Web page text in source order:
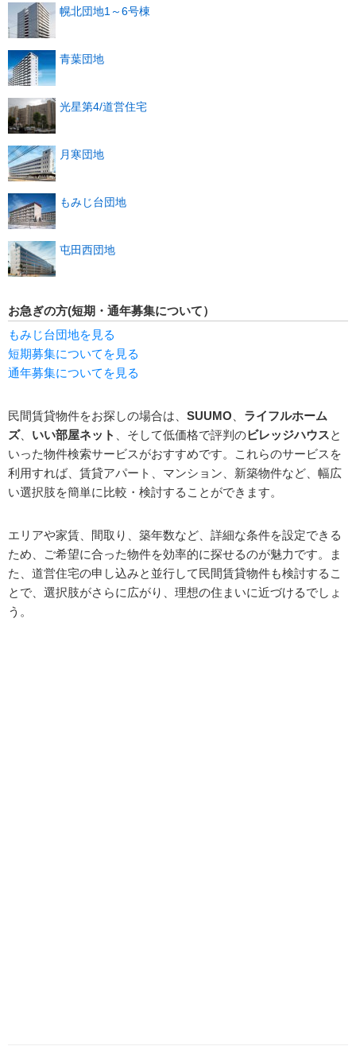
幌北団地1～6号棟
青葉団地
光星第4/道営住宅
月寒団地
もみじ台団地
屯田西団地
お急ぎの方(短期・通年募集について）
もみじ台団地を見る
短期募集についてを見る
通年募集についてを見る
民間賃貸物件をお探しの場合は、 SUUMO
ライフルホーム
ズ、 いい部屋ネット 、そして低価格で評判のビレッジハウスと
いった物件検索サービスがおすすめです。これらのサービスを
利用すれば、賃貸アパート、マンション、新築物件など、幅広
い選択肢を簡単に比較・検討することができます。
エリアや家賃、間取り、築年数など、詳細な条件を設定できる
ため、ご希望に合った物件を効率的に探せるのが魅力です。ま
た、道営住宅の申し込みと並行して民間賃貸物件も検討するこ
とで、選択肢がさらに広がり、理想の住まいに近づけるでしょ
う。